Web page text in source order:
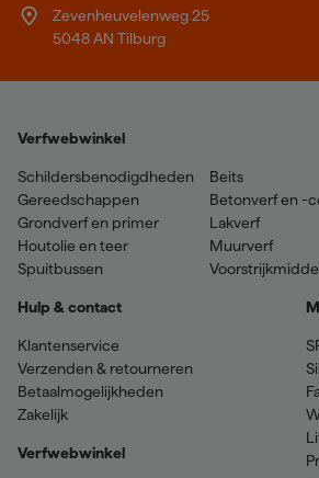
Zevenheuvelenweg 25
5048 AN Tilburg
Verfwebwinkel
Schildersbenodigdheden
Gereedschappen
Grondverf en primer
Houtolie en teer
Spuitbussen
Beits
Betonverf en -
Lakverf
Muurverf
Hulp & contact
Klantenservice
Verzenden & retourneren
Betaalmogelijkheden
Zakelijk
Verfwebwinkel